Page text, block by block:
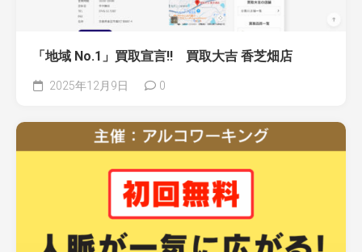
「地域 No.1」買取宣言!! 買取大吉 香芝畑店
2025年12月9日 0